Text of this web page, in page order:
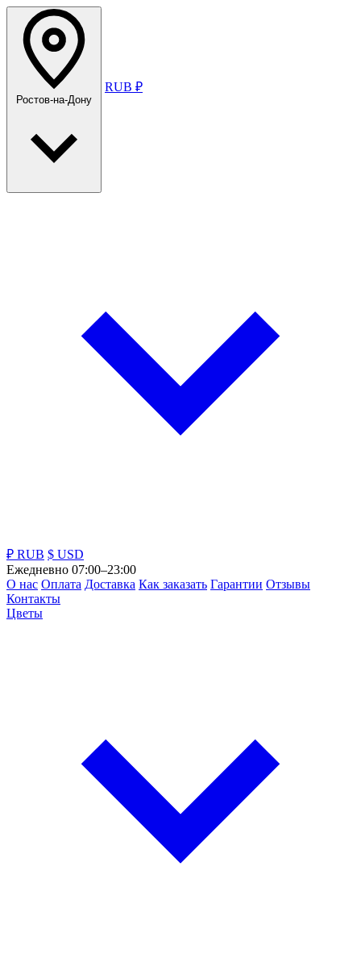
Ростов-на-Дону
RUB ₽
₽ RUB $ USD
Ежедневно 07:00–23:00
О нас Оплата Доставка Как заказать Гарантии Отзывы
Контакты
Цветы